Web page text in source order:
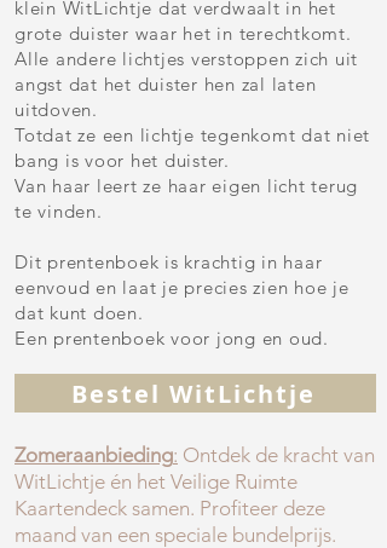
klein WitLichtje dat verdwaalt in het
grote duister waar het in terechtkomt.
Alle andere lichtjes verstoppen zich uit
angst dat het duister hen zal laten
uitdoven.
Totdat ze een lichtje tegenkomt dat niet
bang is voor het duister.
Van haar leert ze haar eigen licht terug
te vinden.
Dit prentenboek is krachtig in haar
eenvoud en laat je precies zien hoe je
dat kunt doen.​​​
Een prentenboek voor jong en oud.
Bestel WitLichtje
Zomeraanbieding: Ontdek de kracht van
WitLichtje én het Veilige Ruimte
Kaartendeck samen. Profiteer deze
maand van een speciale bundelprijs.